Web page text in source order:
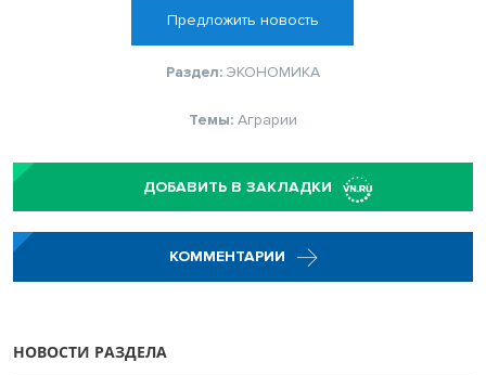
Предложить новость
Раздел: ЭКОНОМИКА
Темы: Аграрии
ДОБАВИТЬ В ЗАКЛАДКИ
КОММЕНТАРИИ
НОВОСТИ РАЗДЕЛА